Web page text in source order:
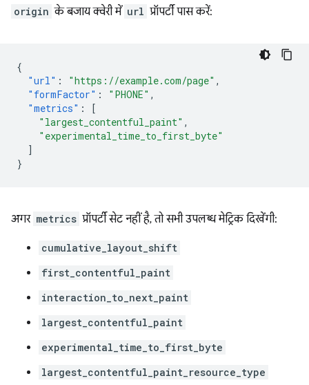
origin के बजाय क्वेरी में url प्रॉपर्टी पास करें:
{
"url" : "https://example.com/page" ,
"formFactor" : "PHONE" ,
"metrics" :
[
"largest_contentful_paint" ,
"experimental_time_to_first_byte"
]
}
अगर metrics प्रॉपर्टी सेट नहीं है, तो सभी उपलब्ध मेट्रिक दिखेंगी:
cumulative_layout_shift
first_contentful_paint
interaction_to_next_paint
largest_contentful_paint
experimental_time_to_first_byte
largest_contentful_paint_resource_type